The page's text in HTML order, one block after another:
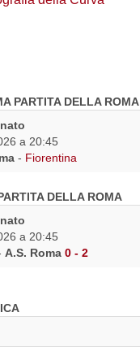
PARTITA DELLA ROMA
a 20:45
- Fiorentina
DELLA ROMA
a 20:45
A.S. Roma 0 - 2